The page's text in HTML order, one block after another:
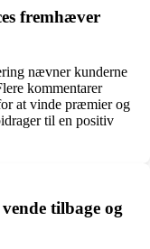
fremhæver
nævner kunderne
kommentarer
at vinde præmier og
til en positiv
tilbage og